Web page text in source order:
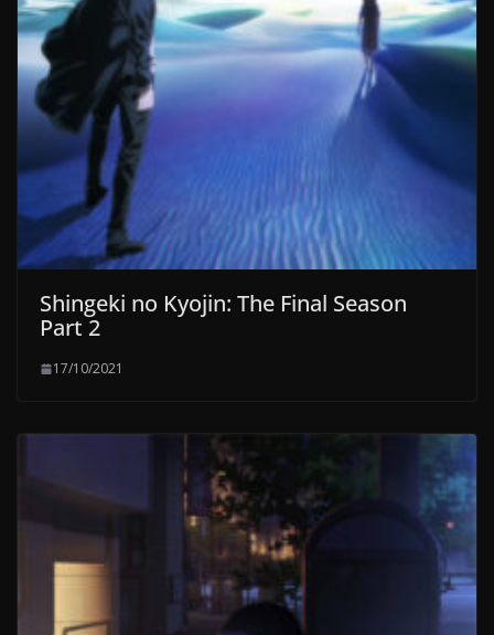
Shingeki no Kyojin: The Final Season
Part 2
17/10/2021